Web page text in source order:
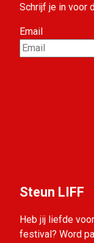
Schrijf je in voor
Email
Steun LIFF
Heb jij liefde
festival? Word